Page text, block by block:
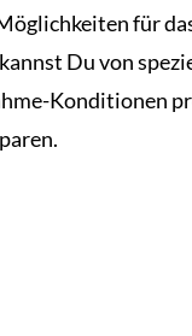
für
Du von
Konditionen